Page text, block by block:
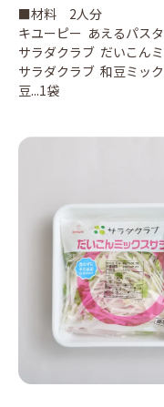
■材料 2人分
キユーピー あえるパス
サラダクラブ だいこん
サラダクラブ 和豆ミッ
豆...1袋